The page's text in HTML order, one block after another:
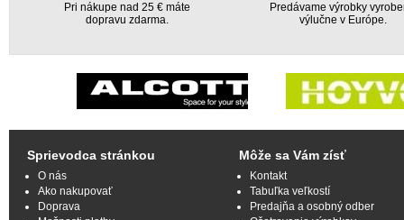
Pri nákupe nad 25 € máte
dopravu zdarma.
Predávame výrobky
výlučne v Európe.
Sprievodca stránkou
O nás
Ako nakupovať
Doprava
Môže sa Vám zísť
Kontakt
Tabuľka veľkostí
Predajňa a osobný odber